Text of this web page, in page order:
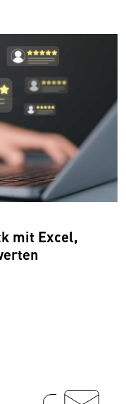
mit Excel,